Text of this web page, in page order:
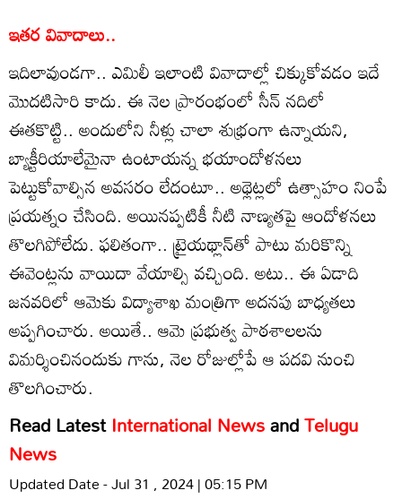
ఇతర వివాదాలు..
ఇదిలావుండగా.. ఎమిలీ ఇలాంటి వివాదాల్లో చిక్కుకోవడం ఇదే
మొదటిసారి కాదు. ఈ నెల ప్రారంభంలో సీన్ నదిలో
ఈతకొట్టి.. అందులోని నీళ్లు చాలా శుభ్రంగా ఉన్నాయని,
బ్యాక్టీరియాలేమైనా ఉంటాయన్న భయాందోళనలు
పెట్టుకోవాల్సిన అవసరం లేదంటూ.. అథ్లెట్లలో ఉత్సాహం నింపే
ప్రయత్నం చేసింది. అయినప్పటికీ నీటి నాణ్యతపై ఆందోళనలు
తొలగిపోలేదు. ఫలితంగా.. ట్రైయథ్లాన్‌తో పాటు మరికొన్ని
ఈవెంట్లను వాయిదా వేయాల్సి వచ్చింది. అటు.. ఈ ఏడాది
జనవరిలో ఆమెకు విద్యాశాఖ మంత్రిగా అదనపు బాధ్యతలు
అప్పగించారు. అయితే.. ఆమె ప్రభుత్వ పాఠశాలలను
విమర్శించినందుకు గాను, నెల రోజుల్లోపే ఆ పదవి నుంచి
తొలగించారు.
Read LatestInternational NewsandTelugu
News
Updated Date - Jul 31 , 2024 | 05:15 PM